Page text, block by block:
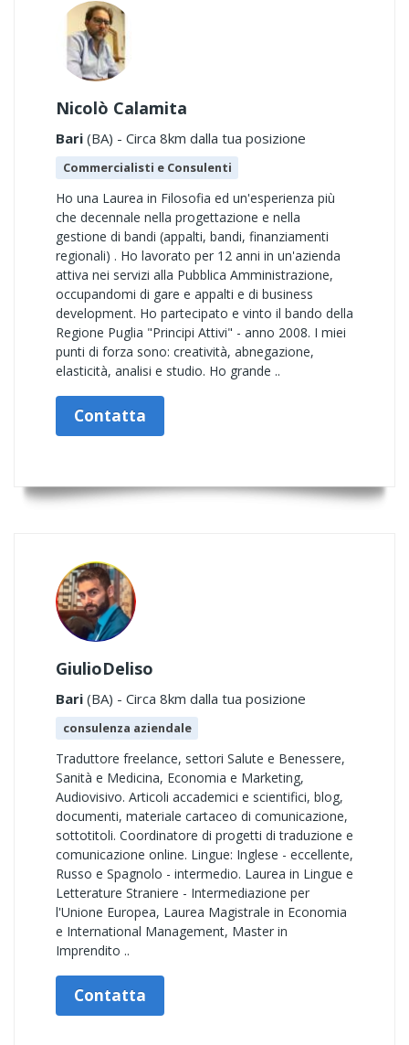
Nicolò Calamita
Bari (BA) - Circa 8km dalla tua posizione
Commercialisti e Consulenti
Ho una Laurea in Filosofia ed un'esperienza più
che decennale nella progettazione e nella
gestione di bandi (appalti, bandi, finanziamenti
regionali) . Ho lavorato per 12 anni in un'azienda
attiva nei servizi alla Pubblica Amministrazione,
occupandomi di gare e appalti e di business
development. Ho partecipato e vinto il bando della
Regione Puglia "Principi Attivi" - anno 2008. I miei
punti di forza sono: creatività, abnegazione,
elasticità, analisi e studio. Ho grande ..
Contatta
GiulioDeliso
Bari (BA) - Circa 8km dalla tua posizione
consulenza aziendale
Traduttore freelance, settori Salute e Benessere,
Sanità e Medicina, Economia e Marketing,
Audiovisivo. Articoli accademici e scientifici, blog,
documenti, materiale cartaceo di comunicazione,
sottotitoli. Coordinatore di progetti di traduzione e
comunicazione online. Lingue: Inglese - eccellente,
Russo e Spagnolo - intermedio. Laurea in Lingue e
Letterature Straniere - Intermediazione per
l'Unione Europea, Laurea Magistrale in Economia
e International Management, Master in
Imprendito ..
Contatta